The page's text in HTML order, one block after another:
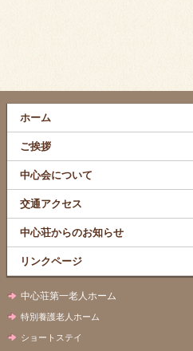
ホーム
ご挨拶
中心会について
交通アクセス
中心荘からのお知らせ
リンクページ
中心荘第一老人ホーム
特別養護老人ホーム
ショートステイ